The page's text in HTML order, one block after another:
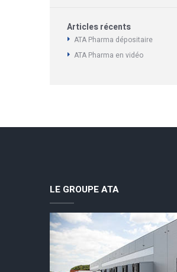
Articles récents
ATA Pharma dépositaire
ATA Pharma en vidéo
LE GROUPE ATA